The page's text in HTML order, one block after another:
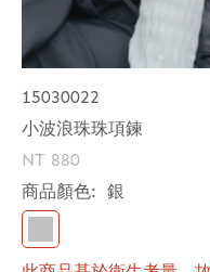
15030022
小波浪珠珠項鍊
NT 880
商品顏色: 銀